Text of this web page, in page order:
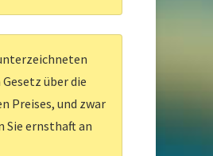
über die
Preises, und zwar
Sie ernsthaft an